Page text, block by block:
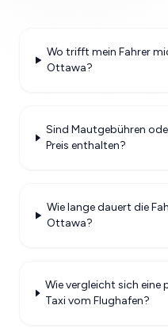
Wo trifft mein Fahrer
Ottawa?
Sind Mautgebühren
Preis enthalten?
Wie lange dauert die
Ottawa?
Wie vergleicht sich eine
Taxi vom Flughafen?